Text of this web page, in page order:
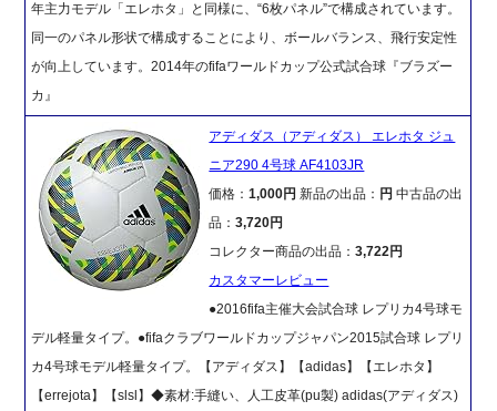
年主力モデル「エレホタ」と同様に、“6枚パネル”で構成されています。
同一のパネル形状で構成することにより、ボールバランス、飛行安定性
が向上しています。2014年のfifaワールドカップ公式試合球『ブラズー
カ』
アディダス（アディダス） エレホタ ジュ
ニア290 4号球 AF4103JR
価格：1,000円新品の出品： 円 中古品の出
品：3,720円
コレクター商品の出品：3,722円
カスタマーレビュー
●2016fifa主催大会試合球 レプリカ4号球モ
デル軽量タイプ。●fifaクラブワールドカップジャパン2015試合球 レプリ
カ4号球モデル軽量タイプ。【アディダス】【adidas】【エレホタ】
【errejota】【slsl】◆素材:手縫い、人工皮革(pu製) adidas(アディダス)